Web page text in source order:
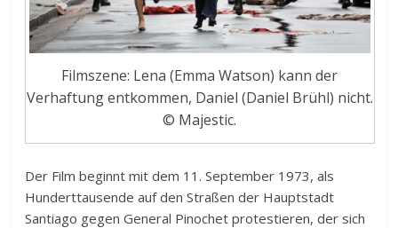
Filmszene: Lena (Emma Watson) kann der
Verhaftung entkommen, Daniel (Daniel Brühl) nicht.
© Majestic.
Der Film beginnt mit dem 11. September 1973, als
Hunderttausende auf den Straßen der Hauptstadt
Santiago gegen General Pinochet protestieren, der sich